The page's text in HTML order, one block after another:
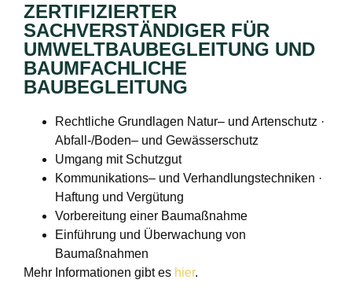
ZERTIFIZIERTER
SACHVERSTÄNDIGER FÜR
UMWELTBAUBEGLEITUNG UND
BAUMFACHLICHE
BAUBEGLEITUNG
Rechtliche Grundlagen Natur– und Artenschutz ·
Abfall-/Boden– und Gewässerschutz
Umgang mit Schutzgut
Kommunikations– und Verhandlungstechniken ·
Haftung und Vergütung
Vorbereitung einer Baumaßnahme
Einführung und Überwachung von
Baumaßnahmen
Mehr Informationen gibt es hier.